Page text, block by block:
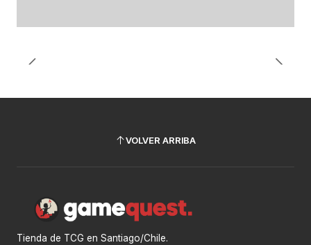
VOLVER ARRIBA
Tienda de TCG en Santiago/Chile.